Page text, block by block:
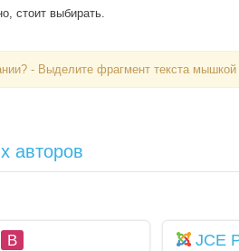
стоит выбирать.
- Выделите фрагмент текста
авторов
B JCE
Вход